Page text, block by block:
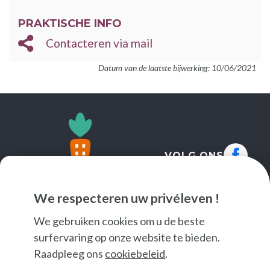
We respecteren uw privéleven !
We gebruiken cookies om u de beste
surfervaring op onze website te bieden.
Raadpleeg ons cookiebeleid.
PRAKTISCHE INFO
Contacteren via mail
Datum van de laatste bijwerking: 10/06/2021
VOLG ONS